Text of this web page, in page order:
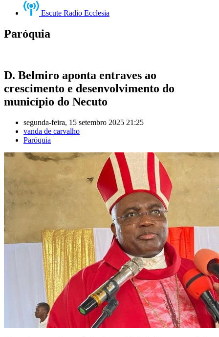
Escute Radio Ecclesia
Paróquia
D. Belmiro aponta entraves ao
crescimento e desenvolvimento do
município do Necuto
segunda-feira, 15 setembro 2025 21:25
vanda de carvalho
Paróquia